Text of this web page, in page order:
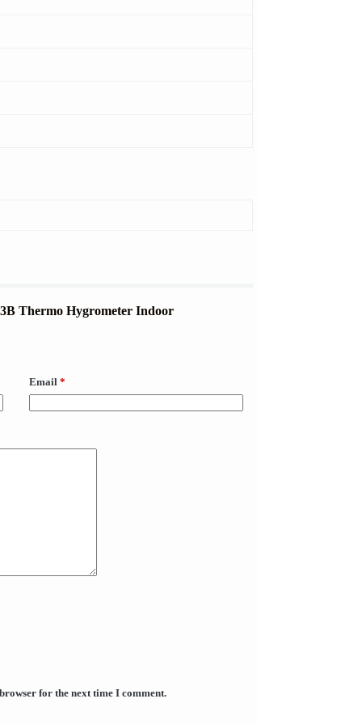
Thermo Hygrometer Indoor
Email *
for the next time I comment.